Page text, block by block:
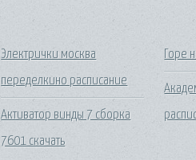
Электрички москва
переделкино расписание
Активатор винды 7 сборка
7601 скачать
Горе